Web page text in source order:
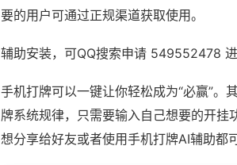
要的用户可通过正规渠道获取使用。
辅助安装，可QQ搜索申请 549552478
手机打牌可以一键让你轻松成为“必赢”。
牌系统规律，只需要输入自己想要的开
想分享给好友或者使用手机打牌AI辅助都